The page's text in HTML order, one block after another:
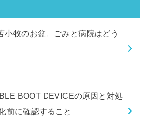
小牧のお盆、ごみと病院はどう
BOOT DEVICEの原因と対処
前に確認すること